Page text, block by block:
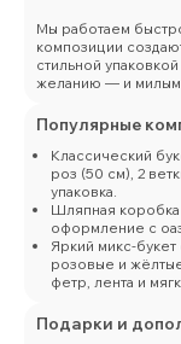
Мы работаем
композиции
стильной
желанию — и
Популярные
Классический
роз (50 см), 2
упаковка.
Шляпная
оформление с
Яркий микс-
розовые и
фетр, лента и
Подарки и